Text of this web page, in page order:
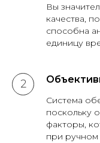
Вы
качества,
способна
единицу
Система
поскольку
факторы,
при ручном